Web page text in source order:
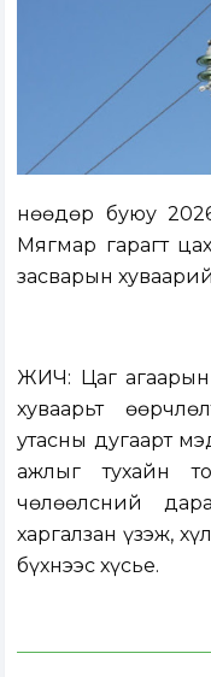
Өнөөдөр буюу
Мягмар гарагт
засварын
ЖИЧ: Цаг агаарын
хуваарьт
утасны дугаарт
ажлыг тухайн
чөлөөлсний
харгалзан үзэж,
бүхнээс хүсье.